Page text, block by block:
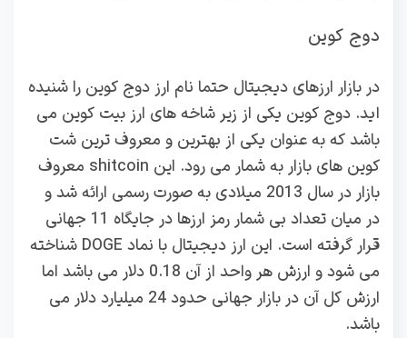
دوج کوین
در بازار ارزهای دیجیتال حتما نام ارز دوج کوین را شنیده
اید. دوج کوین یکی از زیر شاخه های ارز بیت کوین می
باشد که به عنوان یکی از بهترین و معروف ترین شت
کوین های بازار به شمار می رود. این shitcoin معروف
بازار در سال 2013 میلادی به صورت رسمی ارائه شد و
در میان تعداد بی شمار رمز ارزها در جایگاه 11 جهانی
قرار گرفته است. این ارز دیجیتال با نماد DOGE شناخته
می شود و ارزش هر واحد از آن 0.18 دلار می باشد اما
ارزش کل آن در بازار جهانی حدود 24 میلیارد دلار می
باشد.